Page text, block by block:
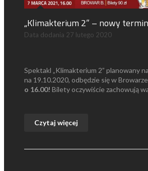
„Klimakterium 2” – nowy
Data dodania 27 lutego 2020
Spektakl „Klimakterium 2” planowany
na 19.10.2020, odbędzie się w
o 16.00! Bilety oczywiście zachowują
Czytaj więcej